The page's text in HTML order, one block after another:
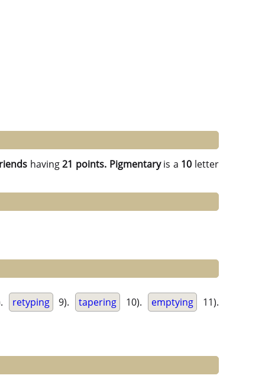
having21 points. Pigmentaryis a 10 letter
retyping 9). tapering 10). emptying 11).